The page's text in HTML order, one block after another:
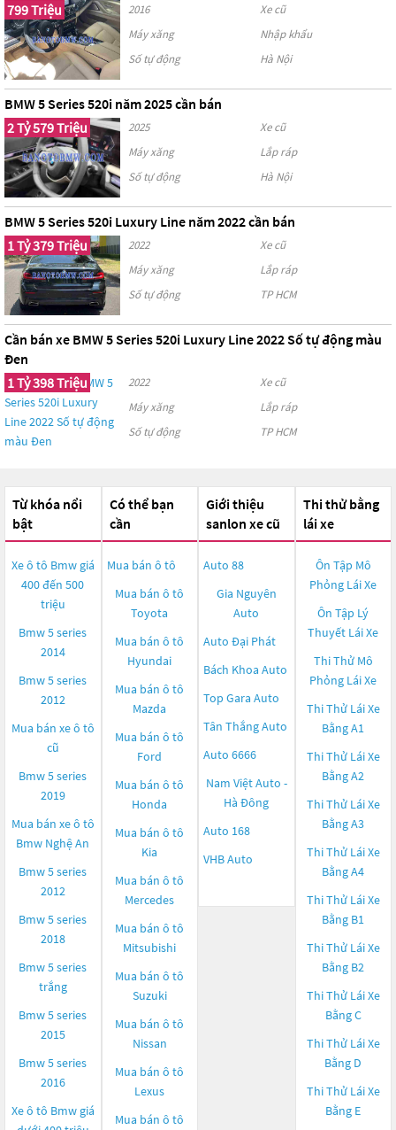
799 Triệu
2016
Xe cũ
Máy xăng
Nhập khẩu
Số tự động
Hà Nội
BMW 5 Series 520i năm 2025 cần bán
2 Tỷ 579 Triệu
2025
Xe cũ
Máy xăng
Lắp ráp
Số tự động
Hà Nội
BMW 5 Series 520i Luxury Line năm 2022 cần bán
1 Tỷ 379 Triệu
2022
Xe cũ
Máy xăng
Lắp ráp
Số tự động
TP HCM
Cần bán xe BMW 5 Series 520i Luxury Line 2022 Số tự động màu
Đen
1 Tỷ 398 Triệu
2022
Xe cũ
Máy xăng
Lắp ráp
Số tự động
TP HCM
Từ khóa nổi
bật
Xe ô tô Bmw giá
400 đến 500
triệu
Bmw 5 series
2014
Bmw 5 series
2012
Mua bán xe ô tô
cũ
Bmw 5 series
2019
Mua bán xe ô tô
Bmw Nghệ An
Bmw 5 series
2012
Bmw 5 series
2018
Bmw 5 series
trắng
Bmw 5 series
2015
Bmw 5 series
2016
Xe ô tô Bmw giá
Có thể bạn
cần
Mua bán ô tô
Mua bán ô tô
Toyota
Mua bán ô tô
Hyundai
Mua bán ô tô
Mazda
Mua bán ô tô
Ford
Mua bán ô tô
Honda
Mua bán ô tô
Kia
Mua bán ô tô
Mercedes
Mua bán ô tô
Mitsubishi
Mua bán ô tô
Suzuki
Mua bán ô tô
Nissan
Mua bán ô tô
Lexus
Mua bán ô tô
Giới thiệu
sanlon xe cũ
Auto 88
Gia Nguyên
Auto
Auto Đại Phát
Bách Khoa Auto
Top Gara Auto
Tân Thắng Auto
Auto 6666
Nam Việt Auto -
Hà Đông
Auto 168
VHB Auto
Thi thử bằng
lái xe
Ôn Tập Mô
Phỏng Lái Xe
Ôn Tập Lý
Thuyết Lái Xe
Thi Thử Mô
Phỏng Lái Xe
Thi Thử Lái Xe
Bằng A1
Thi Thử Lái Xe
Bằng A2
Thi Thử Lái Xe
Bằng A3
Thi Thử Lái Xe
Bằng A4
Thi Thử Lái Xe
Bằng B1
Thi Thử Lái Xe
Bằng B2
Thi Thử Lái Xe
Bằng C
Thi Thử Lái Xe
Bằng D
Thi Thử Lái Xe
Bằng E